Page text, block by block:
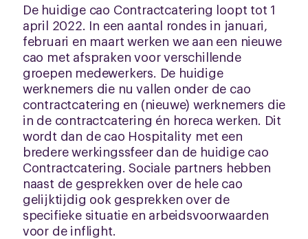
De huidige cao Contractcatering loopt tot 1
april 2022. In een aantal rondes in januari,
februari en maart werken we aan een nieuwe
cao met afspraken voor verschillende
groepen medewerkers. De huidige
werknemers die nu vallen onder de cao
contractcatering en (nieuwe) werknemers die
in de contractcatering én horeca werken. Dit
wordt dan de cao Hospitality met een
bredere werkingssfeer dan de huidige cao
Contractcatering. Sociale partners hebben
naast de gesprekken over de hele cao
gelijktijdig ook gesprekken over de
specifieke situatie en arbeidsvoorwaarden
voor de inflight.